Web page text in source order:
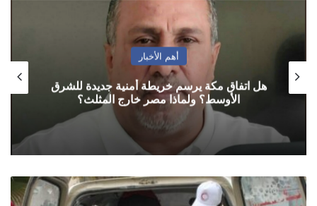
أهم الأخبار
هل اتفاق مكة يرسم خريطة أمنية جديدة للشرق
الأوسط؟ ولماذا مصر خارج المثلث؟
صنعاء
تسلّم